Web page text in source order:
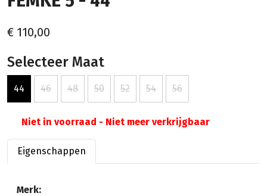
€ 110,00
Selecteer Maat
44 46 48 50 52 54 56
Niet in voorraad - Niet meer verkrijgbaar
Eigenschappen
Merk: